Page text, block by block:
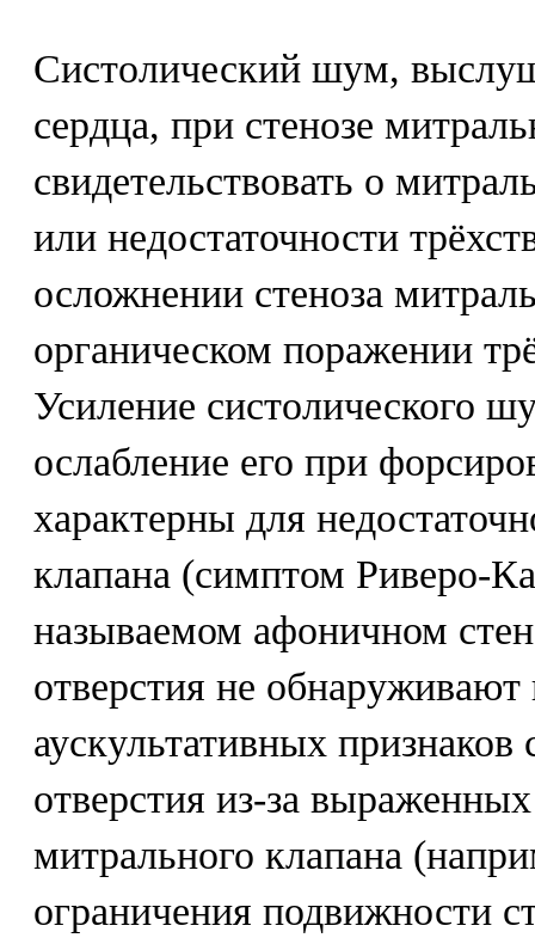
Систолический шум,
сердца, при стенозе
свидетельствовать о
или недостаточности
осложнении стеноза
органическом поражении
Усиление систолического
ослабление его при
характерны для
клапана (симптом Риверо-
называемом афоничном
отверстия не обнаруживают
аускультативных
отверстия из-за
митрального клапана
ограничения подвижности